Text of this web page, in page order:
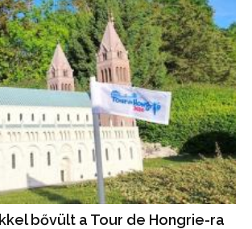
bővült a Tour de Hongrie-ra